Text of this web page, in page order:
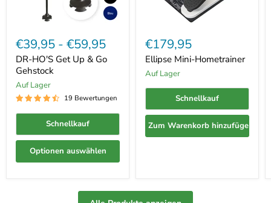
HO'S
Get
Up
&
Go
Gehstock
€39,95 - €59,95
DR-HO'S Get Up & Go
Gehstock
Auf Lager
19 Bewertungen
Schnellkauf
Optionen auswählen
Mini-
Hometrainer
€179,95
Ellipse Mini-Hometrainer
Auf Lager
Schnellkauf
Zum Warenkorb hinzufügen